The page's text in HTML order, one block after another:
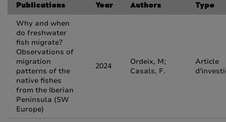
Publications Year Authors Type
Why and when
do freshwater
fish migrate?
Observations of
migration
patterns of the
native fishes
from the Iberian
Peninsula (SW
Europe)
2024
Ordeix, M;
Casals, F.
Article